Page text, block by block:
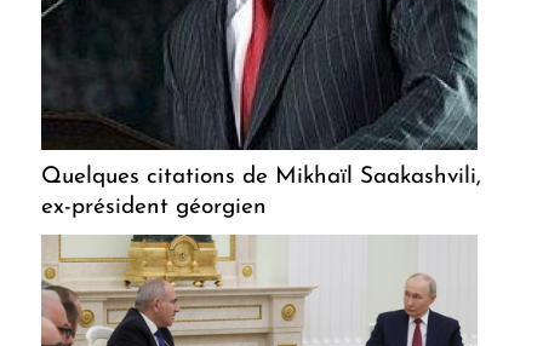
Quelques citations de Mikhaïl Saakashvili,
ex-président géorgien